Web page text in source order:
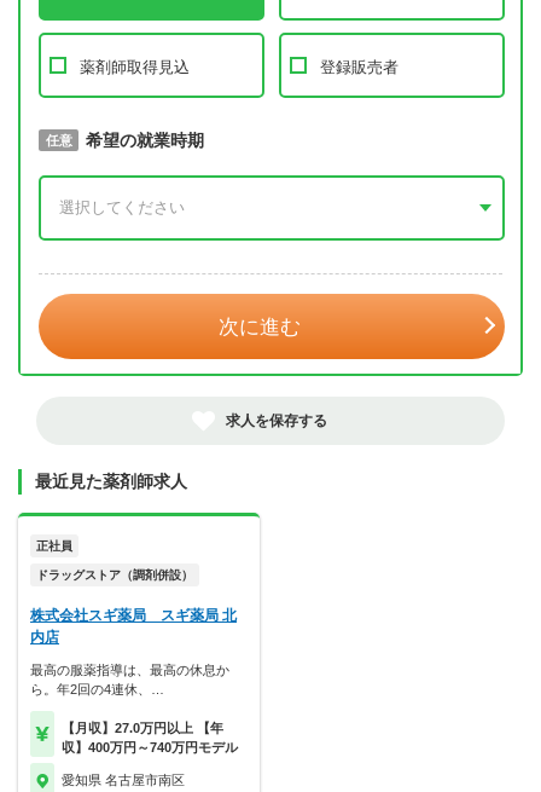
薬剤師取得見込 登録販売者
必須 取得予定年
任意 希望の就業時期
次に進む
求人を保存する
最近見た薬剤師求人
正社員
ドラッグストア（調剤併設）
株式会社スギ薬局 スギ薬局 北
内店
最高の服薬指導は、最高の休息か
ら。年2回の4連休、…
【月収】27.0万円以上 【年
収】400万円～740万円モデル
愛知県 名古屋市南区